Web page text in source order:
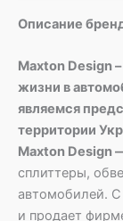
Описание
Maxton Design
жизни в
являемся
территории
Maxton Design
сплиттеры,
автомобилей. С
и продает